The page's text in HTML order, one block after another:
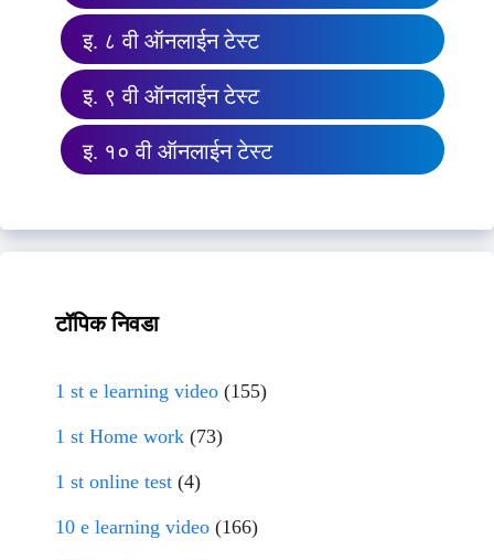
इ. ८ वी ऑनलाईन टेस्ट
इ. ९ वी ऑनलाईन टेस्ट
इ. १० वी ऑनलाईन टेस्ट
टॉपिक निवडा
1 st e learning video (155)
1 st Home work (73)
1 st online test (4)
10 e learning video (166)